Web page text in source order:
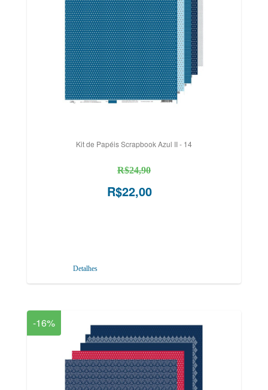
Kit de Papéis Scrapbook Azul II - 14
R$24,90
R$22,00
Detalhes
-16%